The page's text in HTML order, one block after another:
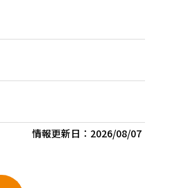
情報更新日： 2026/08/07